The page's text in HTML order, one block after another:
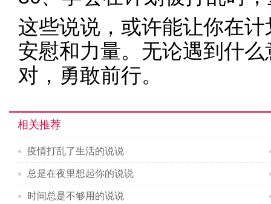
这些说说，或许能让你在
安慰和力量。无论遇到什
对，勇敢前行。
相关推荐
疫情打乱了生活的说说
总是在夜里想起你的说说
时间总是不够用的说说